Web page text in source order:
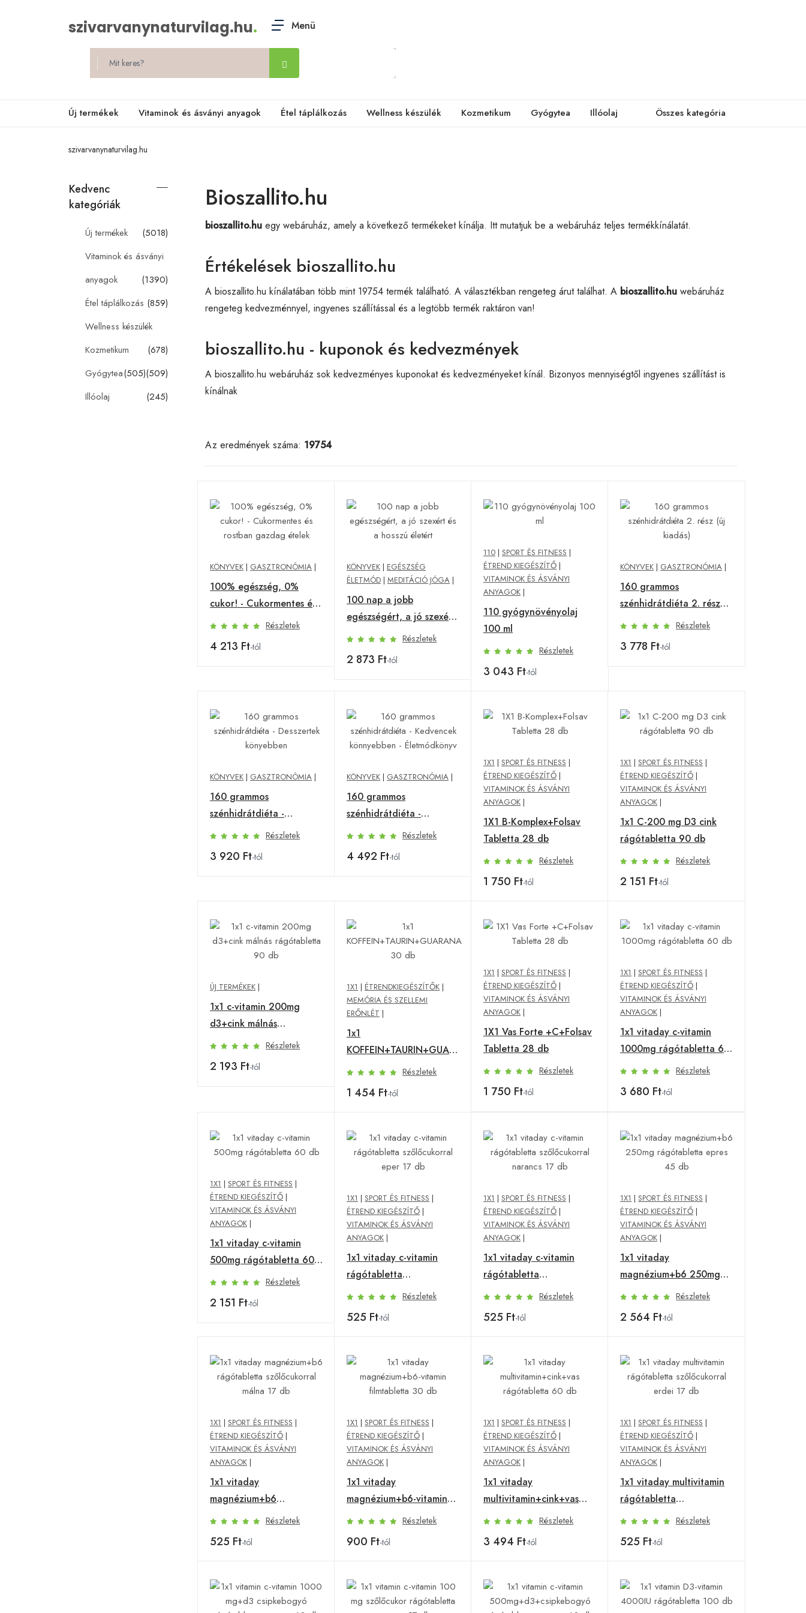
szivarvanynaturvilag.hu. Menü
Új termékek Vitaminok és ásványi anyagok Étel táplálkozás Wellness készülék Kozmetikum Gyógytea Illóolaj Összes kategória
szivarvanynaturvilag.hu
Kedvenc
kategóriák
Új termékek
(5018)
Vitaminok és ásványi
anyagok
(1390)
Étel táplálkozás (859)
Wellness készülék
(678)
Kozmetikum
(509)
Gyógytea(505)
Illóolaj
(245)
Bioszallito.hu
bioszallito.hu egy webáruház, amely a következő termékeket kínálja. Itt mutatjuk be a webáruház teljes termékkínálatát.
Értékelések bioszallito.hu
A bioszallito.hu kínálatában több mint 19754 termék található. A választékban rengeteg árut találhat. A bioszallito.hu webáruház
rengeteg kedvezménnyel, ingyenes szállítással és a legtöbb termék raktáron van!
bioszallito.hu - kuponok és kedvezmények
A bioszallito.hu webáruház sok kedvezményes kuponokat és kedvezményeket kínál. Bizonyos mennyiségtől ingyenes szállítást is
kínálnak
Az eredmények száma: 19754
KÖNYVEK | GASZTRONÓMIA |
100% egészség, 0%
cukor! - Cukormentes és
rostban gazdag ételek
Részletek
4 213 Ft-tól
KÖNYVEK | EGÉSZSÉG
ÉLETMÓD | MEDITÁCIÓ JÓGA |
100 nap a jobb
egészségért, a jó szexért
és a hosszú életért
Részletek
2 873 Ft-tól
110 | SPORT ÉS FITNESS |
ÉTREND KIEGÉSZÍTŐ |
VITAMINOK ÉS ÁSVÁNYI
ANYAGOK |
110 gyógynövényolaj
100 ml
Részletek
3 043 Ft-tól
KÖNYVEK | GASZTRONÓMIA |
160 grammos
szénhidrátdiéta 2. rész
(új kiadás)
Részletek
3 778 Ft-tól
KÖNYVEK | GASZTRONÓMIA |
160 grammos
szénhidrátdiéta -
Desszertek könyebben
Részletek
3 920 Ft-tól
KÖNYVEK | GASZTRONÓMIA |
160 grammos
szénhidrátdiéta -
Kedvencek könnyebben -
Részletek
4 492 Ft-tól
1X1 | SPORT ÉS FITNESS |
ÉTREND KIEGÉSZÍTŐ |
VITAMINOK ÉS ÁSVÁNYI
ANYAGOK |
1X1 B-Komplex+Folsav
Tabletta 28 db
Részletek
1 750 Ft-tól
1X1 | SPORT ÉS FITNESS |
ÉTREND KIEGÉSZÍTŐ |
VITAMINOK ÉS ÁSVÁNYI
ANYAGOK |
1x1 C-200 mg D3 cink
rágótabletta 90 db
Részletek
2 151 Ft-tól
ÚJ TERMÉKEK |
1x1 c-vitamin 200mg
d3+cink málnás
rágótabletta 90 db
Részletek
2 193 Ft-tól
1X1 | ÉTRENDKIEGÉSZÍTŐK |
MEMÓRIA ÉS SZELLEMI
ERŐNLÉT |
1x1
KOFFEIN+TAURIN+GUARANA
30 db
Részletek
1 454 Ft-tól
1X1 | SPORT ÉS FITNESS |
ÉTREND KIEGÉSZÍTŐ |
VITAMINOK ÉS ÁSVÁNYI
ANYAGOK |
1X1 Vas Forte +C+Folsav
Tabletta 28 db
Részletek
1 750 Ft-tól
1X1 | SPORT ÉS FITNESS |
ÉTREND KIEGÉSZÍTŐ |
VITAMINOK ÉS ÁSVÁNYI
ANYAGOK |
1x1 vitaday c-vitamin
1000mg rágótabletta 60
db
Részletek
3 680 Ft-tól
1X1 | SPORT ÉS FITNESS |
ÉTREND KIEGÉSZÍTŐ |
VITAMINOK ÉS ÁSVÁNYI
ANYAGOK |
1x1 vitaday c-vitamin
500mg rágótabletta 60
db
Részletek
2 151 Ft-tól
1X1 | SPORT ÉS FITNESS |
ÉTREND KIEGÉSZÍTŐ |
VITAMINOK ÉS ÁSVÁNYI
ANYAGOK |
1x1 vitaday c-vitamin
rágótabletta
szőlőcukorral eper 17 db
Részletek
525 Ft-tól
1X1 | SPORT ÉS FITNESS |
ÉTREND KIEGÉSZÍTŐ |
VITAMINOK ÉS ÁSVÁNYI
ANYAGOK |
1x1 vitaday c-vitamin
rágótabletta
szőlőcukorral narancs 17
Részletek
525 Ft-tól
1X1 | SPORT ÉS FITNESS |
ÉTREND KIEGÉSZÍTŐ |
VITAMINOK ÉS ÁSVÁNYI
ANYAGOK |
1x1 vitaday
magnézium+b6 250mg
rágótabletta epres 45 db
Részletek
2 564 Ft-tól
1X1 | SPORT ÉS FITNESS |
ÉTREND KIEGÉSZÍTŐ |
VITAMINOK ÉS ÁSVÁNYI
ANYAGOK |
1x1 vitaday
magnézium+b6
rágótabletta
db
Részletek
525 Ft-tól
1X1 | SPORT ÉS FITNESS |
ÉTREND KIEGÉSZÍTŐ |
VITAMINOK ÉS ÁSVÁNYI
ANYAGOK |
1x1 vitaday
magnézium+b6-vitamin
filmtabletta 30 db
Részletek
900 Ft-tól
1X1 | SPORT ÉS FITNESS |
ÉTREND KIEGÉSZÍTŐ |
VITAMINOK ÉS ÁSVÁNYI
ANYAGOK |
1x1 vitaday
multivitamin+cink+vas
rágótabletta 60 db
Részletek
3 494 Ft-tól
1X1 | SPORT ÉS FITNESS |
ÉTREND KIEGÉSZÍTŐ |
VITAMINOK ÉS ÁSVÁNYI
ANYAGOK |
1x1 vitaday multivitamin
rágótabletta
szőlőcukorral erdei 17 db
Részletek
525 Ft-tól